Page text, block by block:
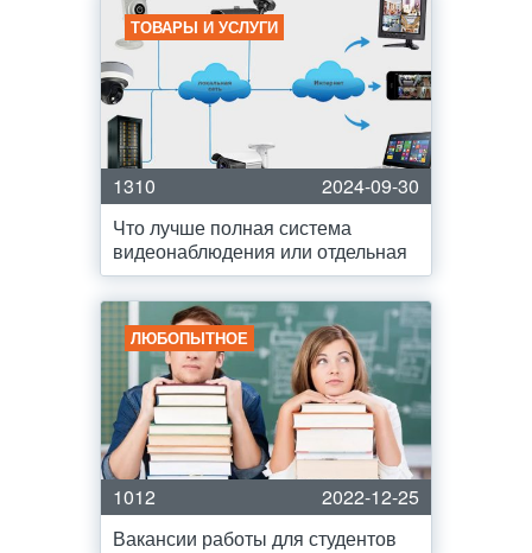
ТОВАРЫ И УСЛУГИ
1310
2024-09-30
Что лучше полная система
видеонаблюдения или отдельная
ЛЮБОПЫТНОЕ
1012
2022-12-25
Вакансии работы для студентов